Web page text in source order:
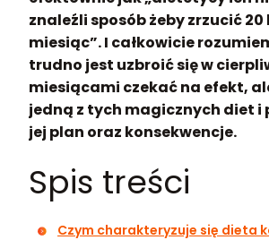
znaleźli sposób żeby zrzucić 20
miesiąc”. I całkowicie
trudno jest uzbroić się w
miesiącami czekać na efekt,
jedną z tych magicznych diet i
jej plan oraz konsekwencje.
Spis treści
Czym charakteryzuje się dieta